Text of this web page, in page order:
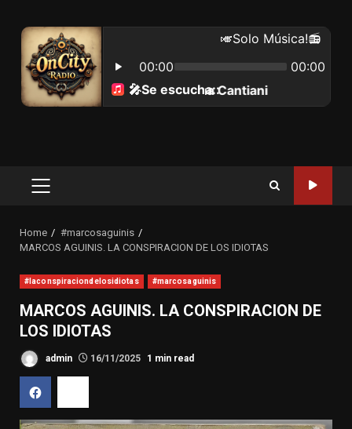
Primary
Home
#marcosaguinis
MARCOS AGUINIS. LA CONSPIRACION DE LOS IDIOTAS
#laconspiraciondelosidiotas #marcosaguinis
MARCOS AGUINIS. LA CONSPIRACION DE
LOS IDIOTAS
admin 16/11/2025 1 min read